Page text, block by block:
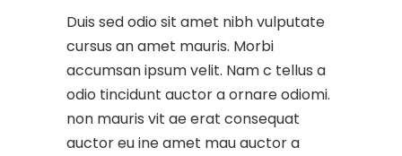
Duis sed odio sit amet nibh vulputate
cursus an amet mauris. Morbi
accumsan ipsum velit. Nam c tellus a
odio tincidunt auctor a ornare odiomi.
non mauris vit ae erat consequat
auctor eu ine amet mau auctor a